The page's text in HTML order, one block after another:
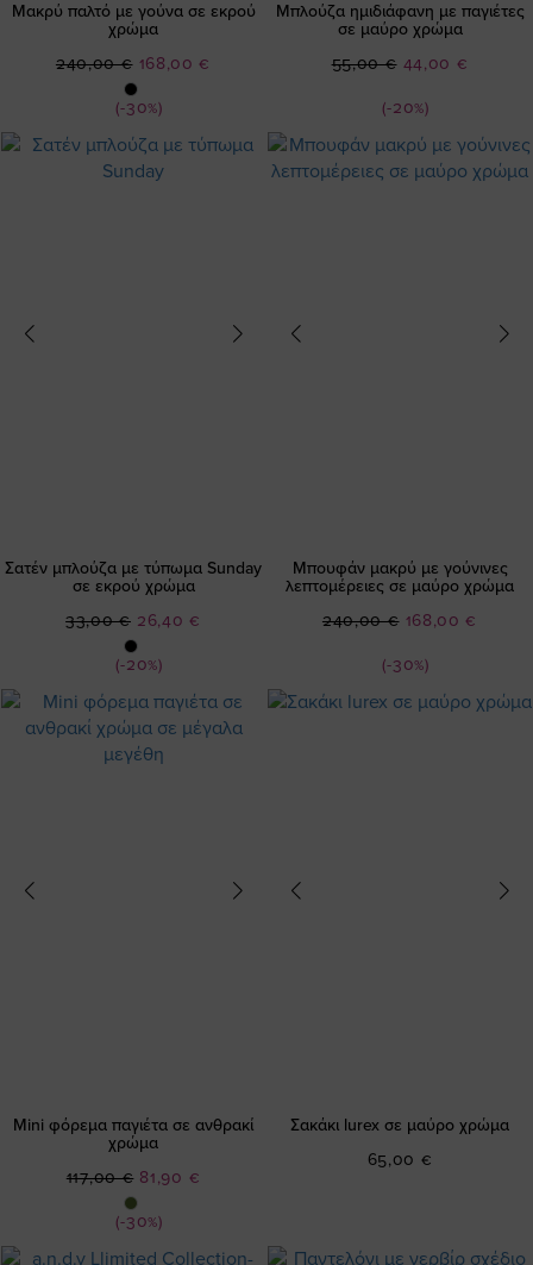
Μακρύ παλτό με γούνα σε εκρού
χρώμα
(-30%)
Ειδική
168,00 €
240,00 €
Μπλούζα ημιδιάφανη με παγιέτες
σε μαύρο χρώμα
(-20%)
Ειδική
44,00 €
55,00 €
Σατέν μπλούζα με τύπωμα Sunday
σε εκρού χρώμα
(-20%)
Ειδική
Τιμή
26,40 €
33,00 €
Μπουφάν μακρύ με γούνινες
λεπτομέρειες σε μαύρο χρώμα
(-30%)
Ειδική
168,00 €
240,00 €
Mini φόρεμα παγιέτα σε ανθρακί
χρώμα
(-30%)
Ειδική
81,90 €
117,00 €
Σακάκι lurex σε μαύρο χρώμα
65,00 €